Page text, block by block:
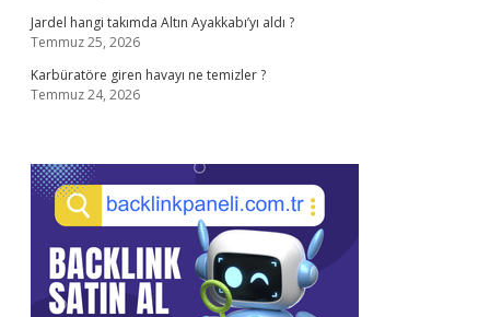
Jardel hangi takımda Altın Ayakkabı’yı aldı ?
Temmuz 25, 2026
Karbüratöre giren havayı ne temizler ?
Temmuz 24, 2026